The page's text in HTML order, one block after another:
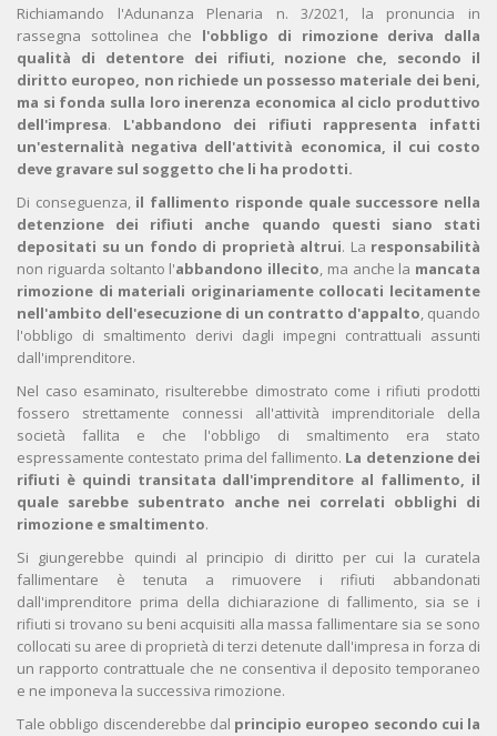
Richiamando l'Adunanza Plenaria n. 3/2021, la pronuncia in
rassegna sottolinea che l'obbligo di rimozione deriva dalla
qualità di detentore dei rifiuti, nozione che, secondo il
diritto europeo, non richiede un possesso materiale dei beni,
ma si fonda sulla loro inerenza economica al ciclo produttivo
dell'impresa. L'abbandono dei rifiuti rappresenta infatti
un'esternalità negativa dell'attività economica, il cui costo
deve gravare sul soggetto che li ha prodotti.
Di conseguenza, il fallimento risponde quale successore nella
detenzione dei rifiuti anche quando questi siano stati
depositati su un fondo di proprietà altrui. La responsabilità
non riguarda soltanto l'abbandono illecito, ma anche la mancata
rimozione di materiali originariamente collocati lecitamente
nell'ambito dell'esecuzione di un contratto d'appalto, quando
l'obbligo di smaltimento derivi dagli impegni contrattuali assunti
dall'imprenditore.
Nel caso esaminato, risulterebbe dimostrato come i rifiuti prodotti
fossero strettamente connessi all'attività imprenditoriale della
società fallita e che l'obbligo di smaltimento era stato
espressamente contestato prima del fallimento. La detenzione dei
rifiuti è quindi transitata dall'imprenditore al fallimento, il
quale sarebbe subentrato anche nei correlati obblighi di
rimozione e smaltimento.
Si giungerebbe quindi al principio di diritto per cui la curatela
fallimentare è tenuta a rimuovere i rifiuti abbandonati
dall'imprenditore prima della dichiarazione di fallimento, sia se i
rifiuti si trovano su beni acquisiti alla massa fallimentare sia se sono
collocati su aree di proprietà di terzi detenute dall'impresa in forza di
un rapporto contrattuale che ne consentiva il deposito temporaneo
e ne imponeva la successiva rimozione.
Tale obbligo discenderebbe dal principio europeo secondo cui la